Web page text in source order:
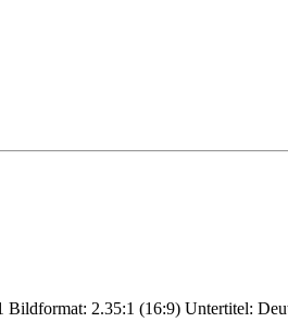
2.35:1 (16:9) Untertitel: